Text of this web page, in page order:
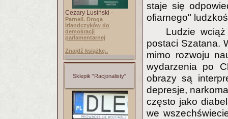
Cezary Lusiński -
Parnell. Droga
Irlandczyków do
demokracji
parlamentarnej
Znajdź książkę..
Sklepik "Racjonalisty"
staje się
ofiarnego"
Ludzie
postaci Szatana.
mimo rozwoju
wydarzenia po
obrazy są
depresje,
często jako
we